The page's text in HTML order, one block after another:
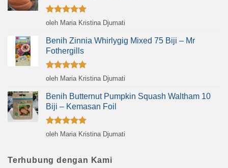
Dinilai5
oleh Maria Kristina Djumati
Benih Zinnia Whirlygig Mixed 75 Biji – Mr
Fothergills
Dinilai5
oleh Maria Kristina Djumati
Benih Butternut Pumpkin Squash Waltham 10
Biji – Kemasan Foil
Dinilai5
oleh Maria Kristina Djumati
Terhubung dengan Kami